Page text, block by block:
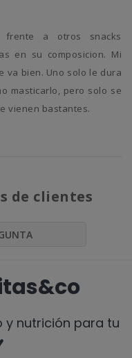
en su composicion. Mi
va bien. Uno solo le dura
masticarlo, pero solo se
vienen bastantes.
de clientes
y nutrición para tu